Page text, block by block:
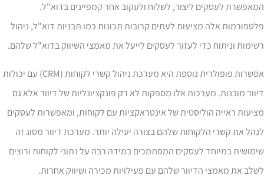
לעסקים ליצור, לשלוח ולעקוב אחר קמפיינים בדוא"ל.
אלה מציעות לעתים קרובות תכונות כמו תבניות דוא"ל, ניהול
וניתוח כדי לעזור לעסקים לייעל את מאמצי השיווק בדוא"ל שלהם.
אפשרות פופולרית נוספת היא מערכת ניהול קשרי לקוחות (CRM) עם יכולות
מובנות. מערכות אלו מספקות לא רק פונקציונליות של דיוור אלא גם
ראייה הוליסטית של אינטראקציות עם לקוחות, ומאפשרות לעסקים
את קשרי הלקוחות שלהם בצורה יעילה יותר. מערכת דיוור מסוג זה
במיוחד לעסקים המסתמכים במידה רבה על נתוני לקוחות ורוצים
את מאמצי הדיוור שלהם עם פעילויות מכירה ושיווק אחרות.